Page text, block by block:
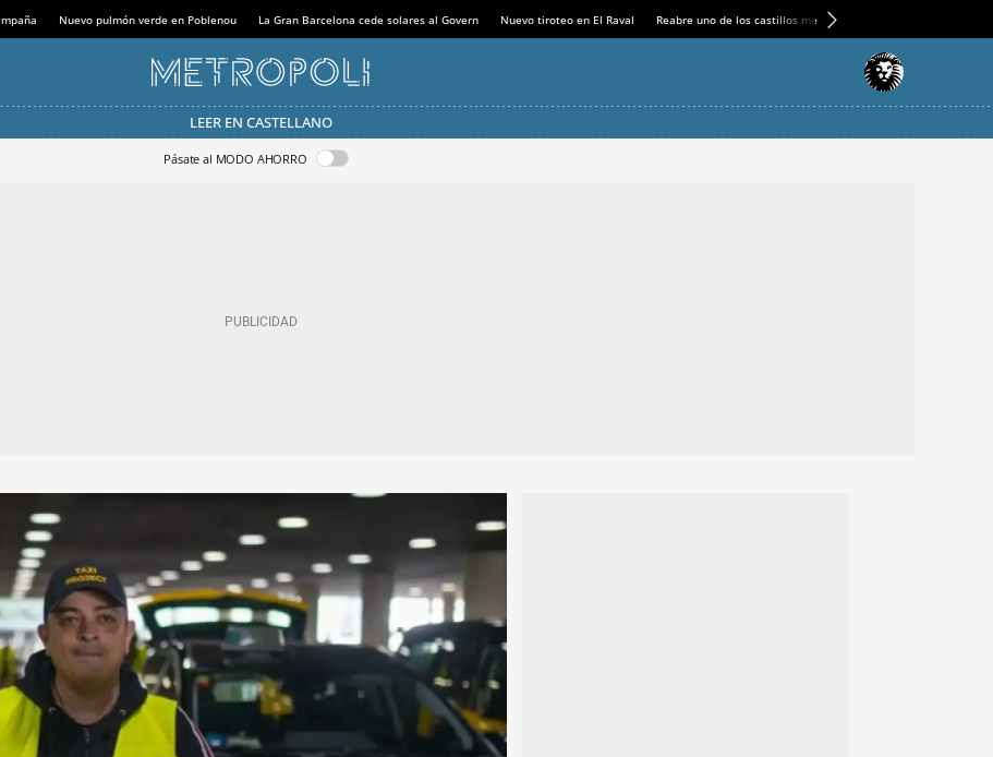
Nuevo pulmón verde en Poblenou La Gran Barcelona cede solares al Govern Nuevo tiroteo en El Raval Reabre uno de los castillos medievales más espectaculares
LEER EN CASTELLANO
Pásate al MODO AHORRO